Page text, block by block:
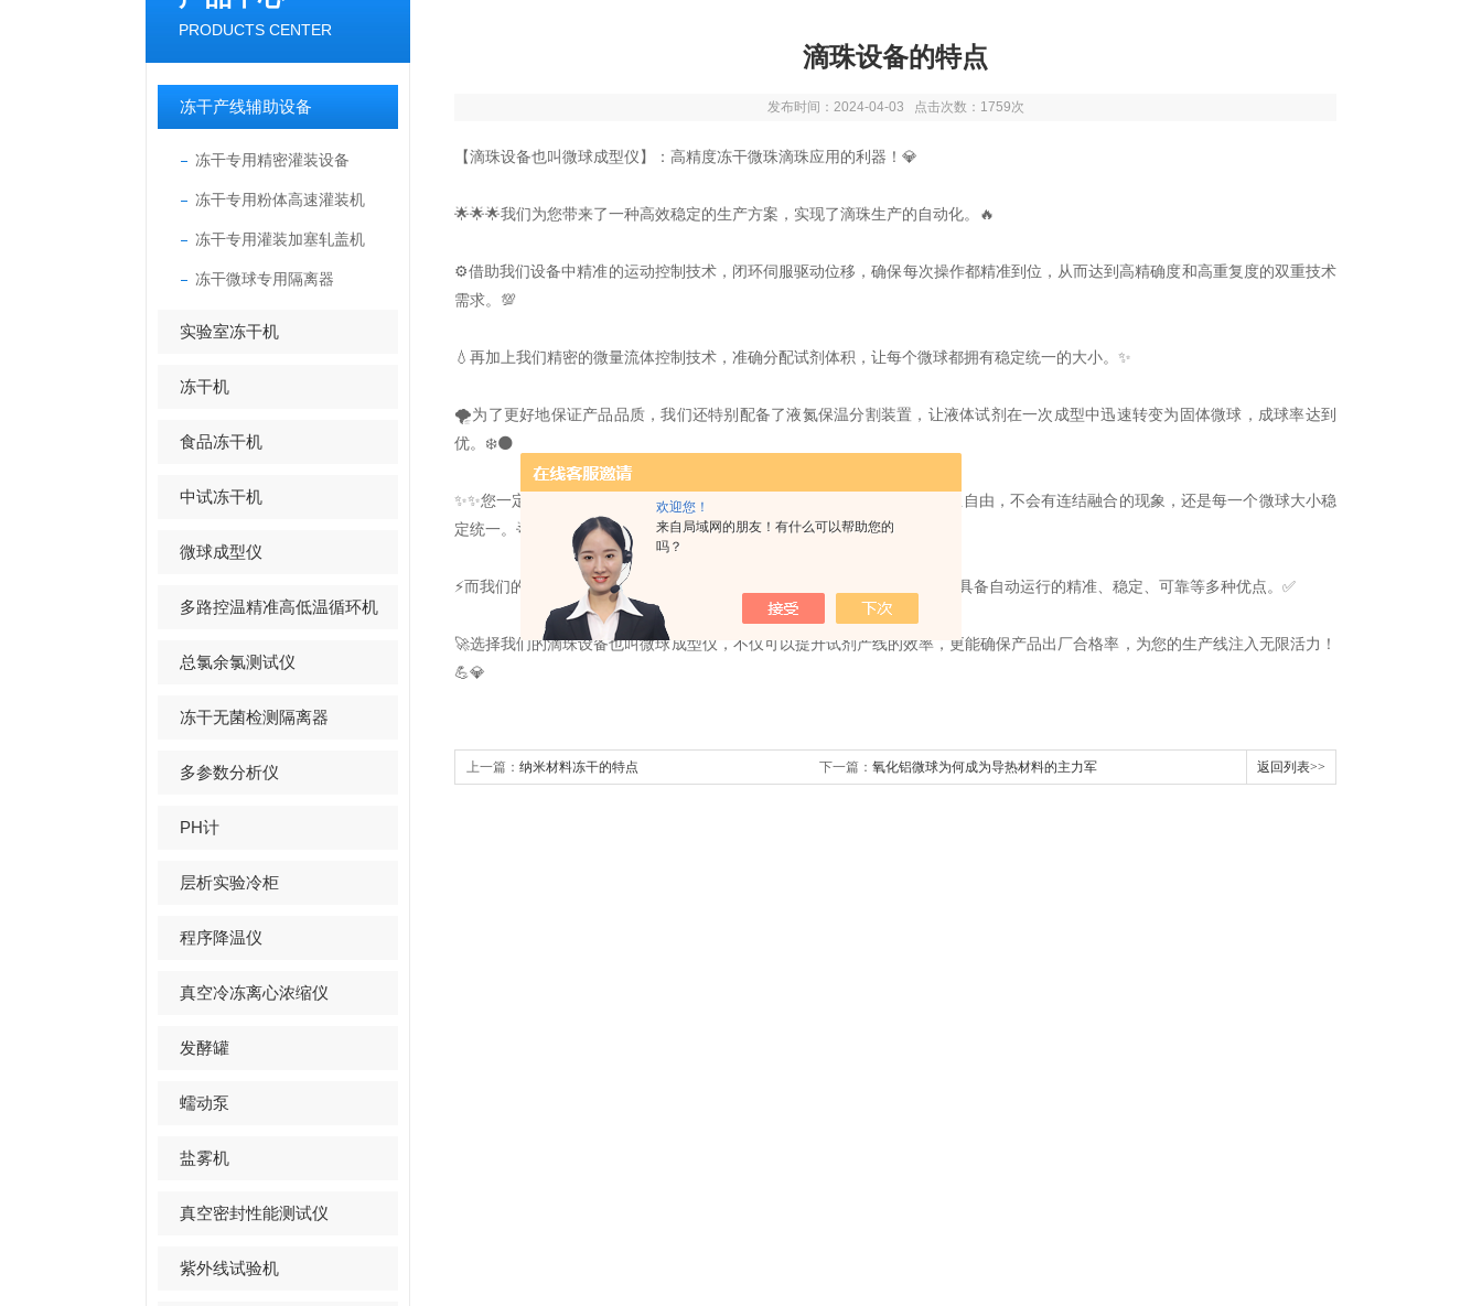
欢迎您！
来自局域网的朋友！有什么可以帮助您的
吗？
PRODUCTS CENTER
冻干产线辅助设备
冻干专用精密灌装设备
冻干专用粉体高速灌装机
冻干专用灌装加塞轧盖机
冻干微球专用隔离器
实验室冻干机
冻干机
食品冻干机
中试冻干机
微球成型仪
多路控温精准高低温循环机
总氯余氯测试仪
冻干无菌检测隔离器
多参数分析仪
PH计
层析实验冷柜
程序降温仪
真空冷冻离心浓缩仪
发酵罐
蠕动泵
盐雾机
真空密封性能测试仪
紫外线试验机
滴珠设备的特点
发布时间：2024-04-03 点击次数：1759次
【滴珠设备也叫微球成型仪】：高精度冻干微珠滴珠应用的利器！💎
🌟🌟🌟我们为您带来了一种高效稳定的生产方案，实现了滴珠生产的自动化。🔥
⚙借助我们设备中精准的运动控制技术，闭环伺服驱动位移，确保每次操作都精准到位，从而达到高精确度和高重复度的双重技术
需求。💯
💧再加上我们精密的微量流体控制技术，准确分配试剂体积，让每个微球都拥有稳定统一的大小。✨
🌪为了更好地保证产品品质，我们还特别配备了液氮保温分割装置，让液体试剂在一次成型中迅速转变为固体微球，成球率达到
优。❄🌑
✨✨您一定会爱上我们设备制成的微球！无论是球形度好、每个微球都独立自由，不会有连结融合的现象，还是每一个微球大小稳
定统一。🌟
⚡而我们的设备不仅工作顺畅，高度可控可调，满足您的灵活需求，同时还具备自动运行的精准、稳定、可靠等多种优点。✅
🚀选择我们的滴珠设备也叫微球成型仪，不仅可以提升试剂产线的效率，更能确保产品出厂合格率，为您的生产线注入无限活力！
💪💎
上一篇： 纳米材料冻干的特点 下一篇： 氧化铝微球为何成为导热材料的主力军 返回列表>>